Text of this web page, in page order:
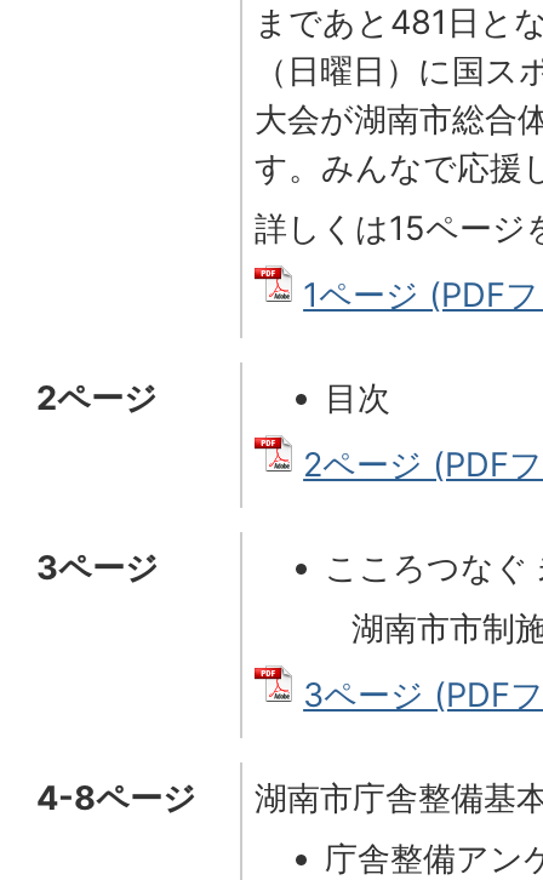
まであと481日と
（日曜日）に国
大会が湖南市総合
す。みんなで応援
詳しくは15ページ
1ページ (PDF
2ページ
目次
2ページ (PDF
3ページ
こころつなぐ
湖南市市制施
3ページ (PDF
4-8ページ
湖南市庁舎整備基
庁舎整備アン